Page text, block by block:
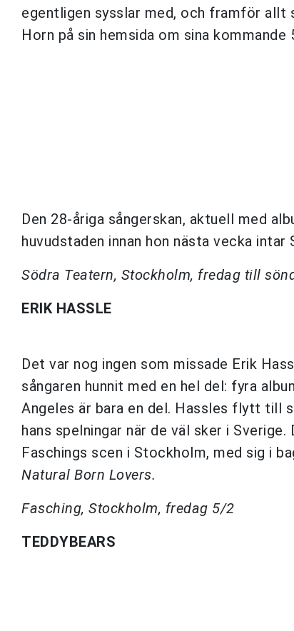
egentligen sysslar med, och framför
Horn på sin hemsida om sina kommande
Den 28-åriga sångerskan, aktuell med
huvudstaden innan hon nästa vecka
Södra Teatern, Stockholm, fredag till
ERIK HASSLE
Det var nog ingen som missade Erik
sångaren hunnit med en hel del: fyra
Angeles är bara en del. Hassles flytt till
hans spelningar när de väl sker i
Faschings scen i Stockholm, med sig i
Natural Born Lovers.
Fasching, Stockholm, fredag 5/2
TEDDYBEARS